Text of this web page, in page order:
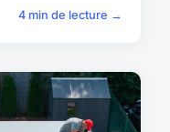
4 min de lecture →